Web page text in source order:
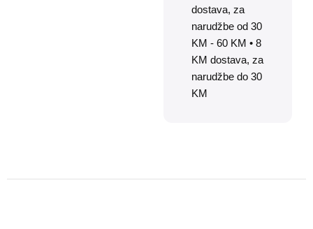
dostava, za
narudžbe od 30
KM - 60 KM • 8
KM dostava, za
narudžbe do 30
KM